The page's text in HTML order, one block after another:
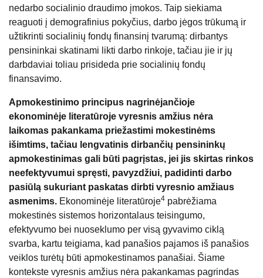
nedarbo socialinio draudimo įmokos. Taip siekiama
reaguoti į demografinius pokyčius, darbo jėgos trūkumą ir
užtikrinti socialinių fondų finansinį tvarumą: dirbantys
pensininkai skatinami likti darbo rinkoje, tačiau jie ir jų
darbdaviai toliau prisideda prie socialinių fondų
finansavimo.
Apmokestinimo principus nagrinėjančioje
ekonominėje literatūroje vyresnis amžius nėra
laikomas pakankama priežastimi mokestinėms
išimtims, tačiau lengvatinis dirbančių pensininkų
apmokestinimas gali būti pagrįstas, jei jis skirtas rinkos
neefektyvumui spręsti, pavyzdžiui, padidinti darbo
pasiūlą sukuriant paskatas dirbti vyresnio amžiaus
asmenims. Ekonominėje literatūroje4 pabrėžiama
mokestinės sistemos horizontalaus teisingumo,
efektyvumo bei nuoseklumo per visą gyvavimo ciklą
svarba, kartu teigiama, kad panašios pajamos iš panašios
veiklos turėtų būti apmokestinamos panašiai. Šiame
kontekste vyresnis amžius nėra pakankamas pagrindas